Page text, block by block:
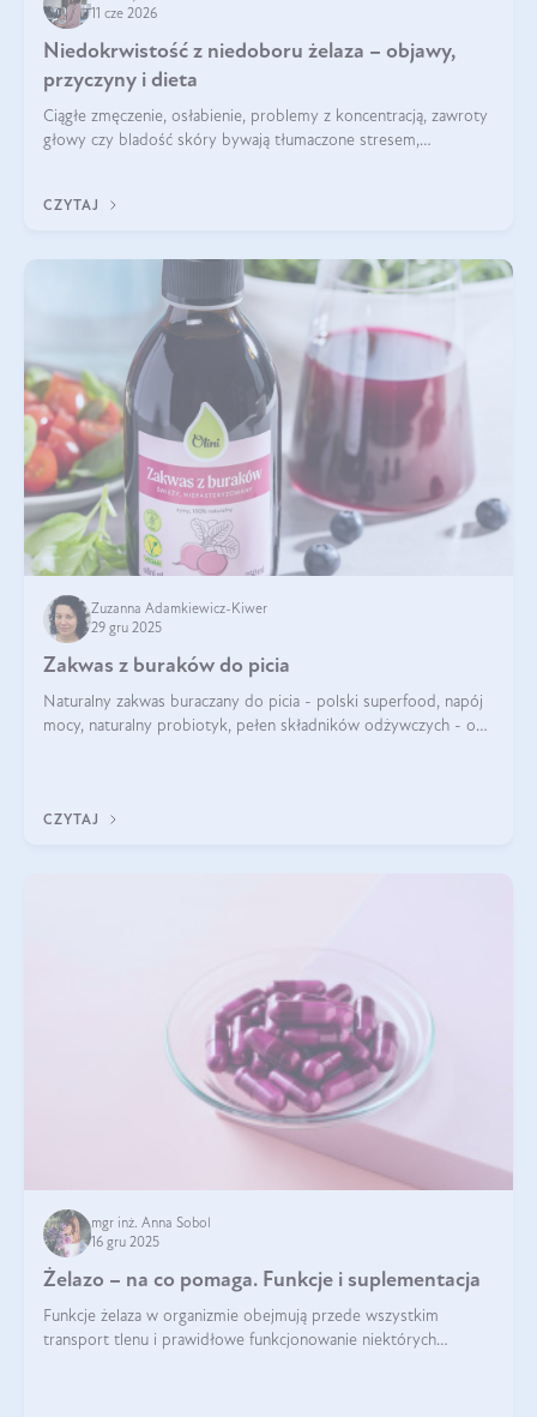
11 cze 2026
Niedokrwistość z niedoboru żelaza – objawy,
przyczyny i dieta
Ciągłe zmęczenie, osłabienie, problemy z koncentracją, zawroty
głowy czy bladość skóry bywają tłumaczone stresem,
CZYTAJ
Zuzanna Adamkiewicz-Kiwer
29 gru 2025
Zakwas z buraków do picia
Naturalny zakwas buraczany do picia - polski superfood, napój
mocy, naturalny probiotyk, pełen składników odżywczych - o
CZYTAJ
mgr inż. Anna Sobol
16 gru 2025
Żelazo – na co pomaga. Funkcje i suplementacja
Funkcje żelaza w organizmie obejmują przede wszystkim
transport tlenu i prawidłowe funkcjonowanie niektórych